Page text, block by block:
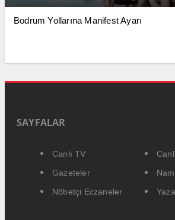
Bodrum Yollarına Manifest Ayarı
SAYFALAR
Canlı TV
Gazeteler
Nöbetçi Eczaneler